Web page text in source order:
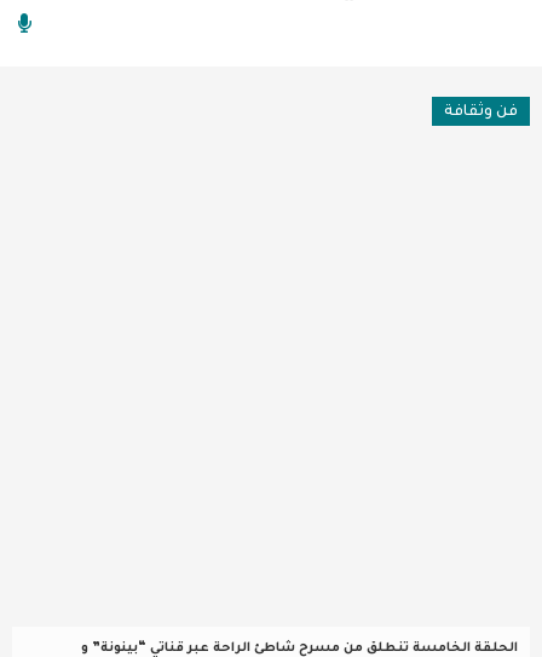
فن وثقافة
الحلقة الخامسة تنطلق من مسرح شاطئ الراحة عبر قناتي “بينونة” و